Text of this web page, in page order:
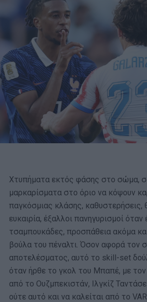
Χτυπήματα εκτός φάσης στο σώμα,
μαρκαρίσματα στο όριο να κόψουν
παγκόσμιας κλάσης, καθυστερήσεις,
ευκαιρία, έξαλλοι πανηγυρισμοί
τσαμπουκάδες, προσπάθεια ακόμα
βούλα του πέναλτι. Όσον αφορά τον
αποτελέσματος, αυτό το skill-set
όταν ήρθε το γκολ του Μπαπέ, με τον
από το Ουζμπεκιστάν, Ιλγκίζ
ούτε αυτό και να καλείται από το